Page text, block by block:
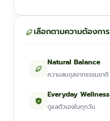
เลือกตามความต้องการ
Natural Balance
ความสมดุลจากธรรมชาติ
Everyday Wellness
ดูแลตัวเองในทุกวัน